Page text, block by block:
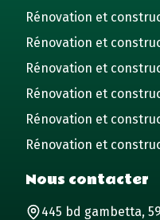
Rénovation et
Rénovation et
Rénovation et
Rénovation et
Rénovation et
Rénovation et
Nous contacter
445 bd gambetta,